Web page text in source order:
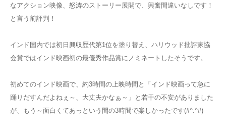
なアクション映像、怒涛のストーリー展開で、興奮間違いなしです！
と言う前評判！
インド国内では初日興収歴代第1位を塗り替え、ハリウッド批評家協
会賞ではインド映画初の最優秀作品賞にノミネートしたそうです。
初めてのインド映画で、約3時間の上映時間と「インド映画って急に
踊りだすんだよねぇ～、大丈夫かなぁ～」と若干の不安がありました
が、もう～面白くてあっという間の3時間で楽しかったです(#^.^#)